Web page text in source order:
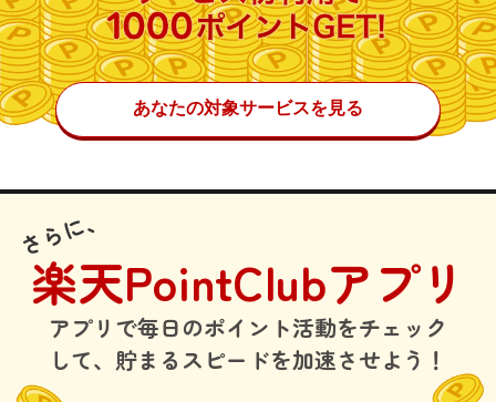
あなたの対象サービスを見る
さらに、
楽天PointClubアプリ
アプリで毎日のポイント活動をチェック
して、貯まるスピードを加速させよう！